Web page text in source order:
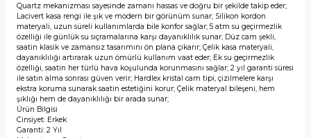
Quartz mekanizması sayesinde zamanı hassas ve doğru bir şekilde takip eder;
Lacivert kasa rengi ile şık ve modern bir görünüm sunar; Silikon kordon
materyali, uzun süreli kullanımlarda bile konfor sağlar; 5 atm su geçirmezlik
özelliği ile günlük su sıçramalarına karşı dayanıklılık sunar; Düz cam şekli,
saatin klasik ve zamansız tasarımını ön plana çıkarır; Çelik kasa materyali,
dayanıklılığı artırarak uzun ömürlü kullanım vaat eder; Ek su geçirmezlik
özelliği, saatin her türlü hava koşulunda korunmasını sağlar; 2 yıl garanti süresi
ile satın alma sonrası güven verir; Hardlex kristal cam tipi, çizilmelere karşı
ekstra koruma sunarak saatin estetiğini korur; Çelik materyal bileşeni, hem
şıklığı hem de dayanıklılığı bir arada sunar;
Ürün Bilgisi
Cinsiyet: Erkek
Garanti: 2 Yıl